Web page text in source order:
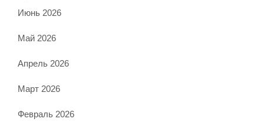
Июнь 2026
Май 2026
Апрель 2026
Март 2026
Февраль 2026